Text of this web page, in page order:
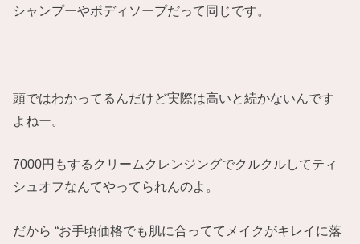
シャンプーやボディソープだって同じです。
頭ではわかってるんだけど実際は高いと続かないんです
よねー。
7000円もするクリームクレンジングでクルクルしてティ
シュオフなんてやってられんのよ。
だから “お手頃価格でも肌に合っててメイクがキレイに落